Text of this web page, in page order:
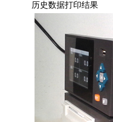
历史数据打印结果